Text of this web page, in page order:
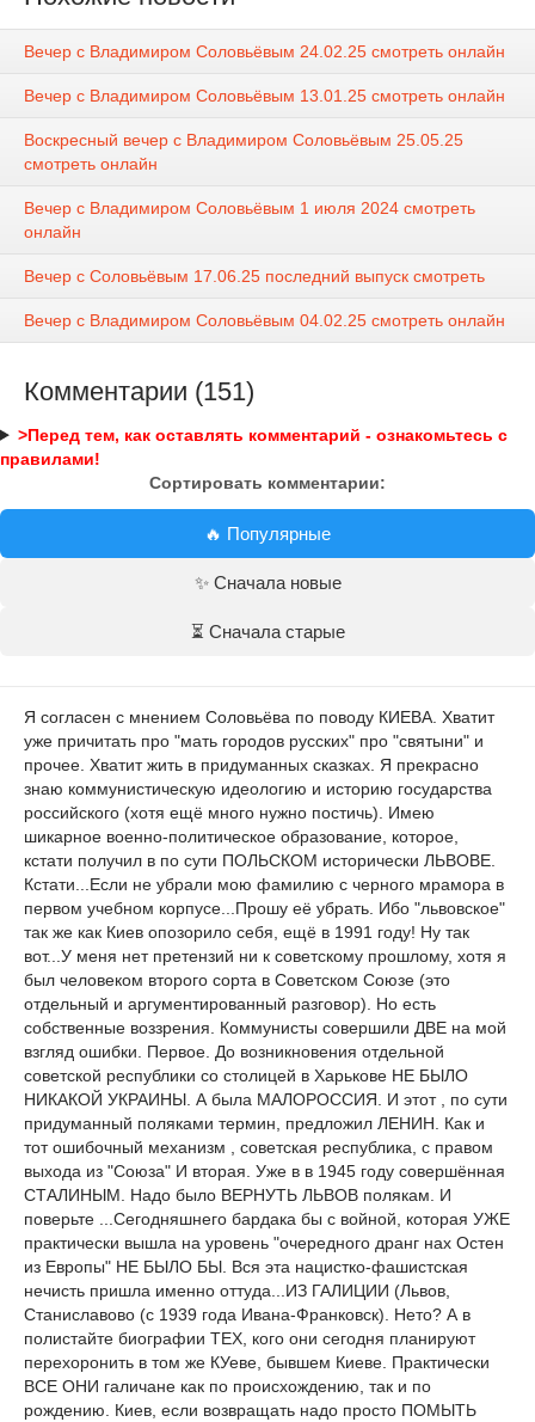
Вечер с Владимиром Соловьёвым 24.02.25 смотреть онлайн
Вечер с Владимиром Соловьёвым 13.01.25 смотреть онлайн
Воскресный вечер с Владимиром Соловьёвым 25.05.25
смотреть онлайн
Вечер с Владимиром Соловьёвым 1 июля 2024 смотреть
онлайн
Вечер с Соловьёвым 17.06.25 последний выпуск смотреть
Вечер с Владимиром Соловьёвым 04.02.25 смотреть онлайн
Комментарии (151)
>Перед тем, как оставлять комментарий - ознакомьтесь с
правилами!
Сортировать комментарии:
🔥 Популярные
✨ Сначала новые
⏳ Сначала старые
Я согласен с мнением Соловьёва по поводу КИЕВА. Хватит
уже причитать про "мать городов русских" про "святыни" и
прочее. Хватит жить в придуманных сказках. Я прекрасно
знаю коммунистическую идеологию и историю государства
российского (хотя ещё много нужно постичь). Имею
шикарное военно-политическое образование, которое,
кстати получил в по сути ПОЛЬСКОМ исторически ЛЬВОВЕ.
Кстати...Если не убрали мою фамилию с черного мрамора в
первом учебном корпусе...Прошу её убрать. Ибо "львовское"
так же как Киев опозорило себя, ещё в 1991 году! Ну так
вот...У меня нет претензий ни к советскому прошлому, хотя я
был человеком второго сорта в Советском Союзе (это
отдельный и аргументированный разговор). Но есть
собственные воззрения. Коммунисты совершили ДВЕ на мой
взгляд ошибки. Первое. До возникновения отдельной
советской республики со столицей в Харькове НЕ БЫЛО
НИКАКОЙ УКРАИНЫ. А была МАЛОРОССИЯ. И этот , по сути
придуманный поляками термин, предложил ЛЕНИН. Как и
тот ошибочный механизм , советская республика, с правом
выхода из "Союза" И вторая. Уже в в 1945 году совершённая
СТАЛИНЫМ. Надо было ВЕРНУТЬ ЛЬВОВ полякам. И
поверьте ...Сегодняшнего бардака бы с войной, которая УЖЕ
практически вышла на уровень "очередного дранг нах Остен
из Европы" НЕ БЫЛО БЫ. Вся эта нацистко-фашистская
нечисть пришла именно оттуда...ИЗ ГАЛИЦИИ (Львов,
Станиславово (с 1939 года Ивана-Франковск). Нето? А в
полистайте биографии ТЕХ, кого они сегодня планируют
перехоронить в том же КУеве, бывшем Киеве. Практически
ВСЕ ОНИ галичане как по происхождению, так и по
рождению. Киев, если возвращать надо просто ПОМЫТЬ